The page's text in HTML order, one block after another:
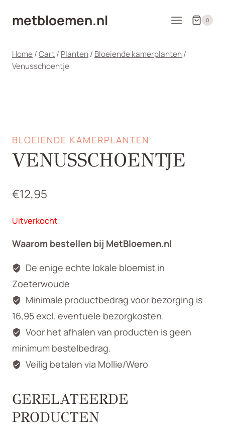
naarmetbloemen.nl 0
Home/Cart/ Planten/ Bloeiende kamerplanten/
Venusschoentje
BLOEIENDE KAMERPLANTEN
VENUSSCHOENTJE
€12,95
Uitverkocht
Waarom bestellen bij MetBloemen.nl
De enige echte lokale bloemist in
Zoeterwoude
Minimale productbedrag voor bezorging is
16,95 excl. eventuele bezorgkosten.
Voor het afhalen van producten is geen
minimum bestelbedrag.
Veilig betalen via Mollie/Wero
GERELATEERDE
PRODUCTEN